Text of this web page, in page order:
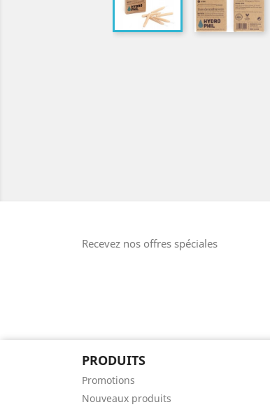
Recevez nos offres spéciales
PRODUITS
Promotions
Nouveaux produits